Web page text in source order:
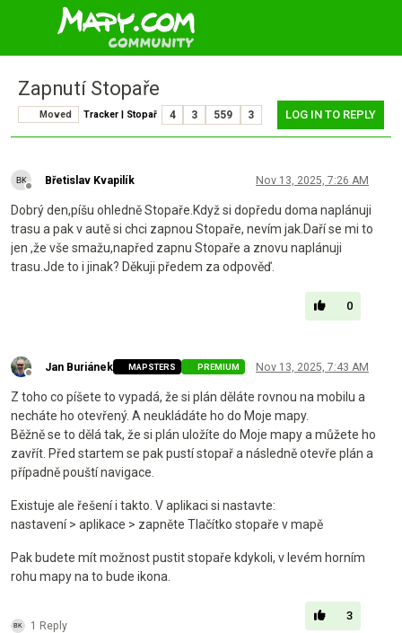
Zapnutí Stopaře
Moved Tracker | Stopař 4 3 559 3 LOG IN TO REPLY
Offline
Břetislav Kvapilík Nov 13, 2025, 7:26 AM
Dobrý den,píšu ohledně Stopaře.Když si dopředu doma naplánuji
trasu a pak v autě si chci zapnou Stopaře, nevím jak.Daří se mi to
jen ,že vše smažu,napřed zapnu Stopaře a znovu naplánuji
trasu.Jde to i jinak? Děkuji předem za odpověď.
0
Offline
Jan Buriánek MAPSTERS PREMIUM Nov 13, 2025, 7:43 AM
Z toho co píšete to vypadá, že si plán děláte rovnou na mobilu a
necháte ho otevřený. A neukládáte ho do Moje mapy.
Běžně se to dělá tak, že si plán uložíte do Moje mapy a můžete ho
zavřít. Před startem se pak pustí stopař a následně otevře plán a
případně pouští navigace.
Existuje ale řešení i takto. V aplikaci si nastavte:
nastavení > aplikace > zapněte Tlačítko stopaře v mapě
Pak budete mít možnost pustit stopaře kdykoli, v levém horním
rohu mapy na to bude ikona.
1 Reply
3